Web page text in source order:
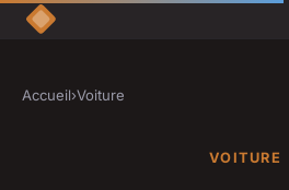
Accueil›Voiture
VOITURE